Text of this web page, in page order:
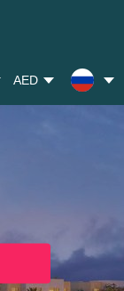
AED